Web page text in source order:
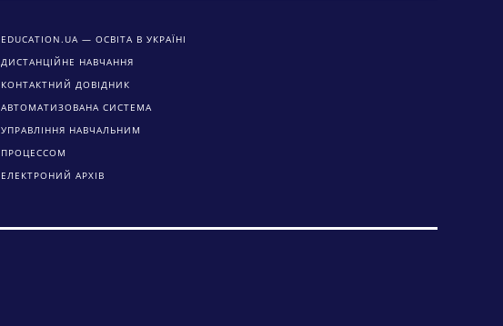
EDUCATION.UA — ОСВІТА В УКРАЇНІ
ДИСТАНЦІЙНЕ НАВЧАННЯ
КОНТАКТНИЙ ДОВІДНИК
АВТОМАТИЗОВАНА СИСТЕМА
УПРАВЛІННЯ НАВЧАЛЬНИМ
ПРОЦЕССОМ
ЕЛЕКТРОНИЙ АРХІВ